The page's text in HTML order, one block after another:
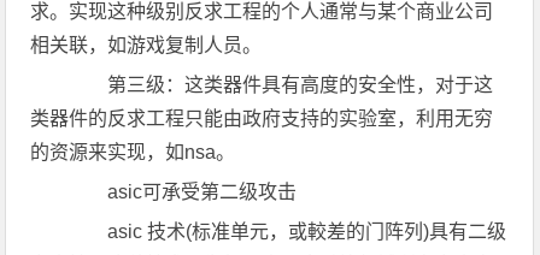
求。实现这种级别反求工程的个人通常与某个商业公司
相关联，如游戏复制人员。
第三级：这类器件具有高度的安全性，对于这
类器件的反求工程只能由政府支持的实验室，利用无穷
的资源来实现，如nsa。
asic可承受第二级攻击
asic 技术(标准单元，或較差的门阵列)具有二级